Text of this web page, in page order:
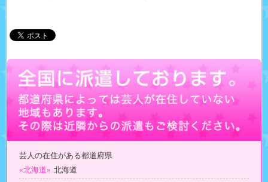
芸人の在住がある都道府県
«北海道» 北海道